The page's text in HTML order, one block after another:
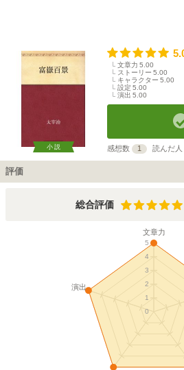
小説
文章力 5.00
ストーリー 5.00
キャラクター 5.00
設定 5.00
演出 5.00
感想数 1 読んだ人
評価
総合評価
文章力
演出
0
1
2
3
4
5